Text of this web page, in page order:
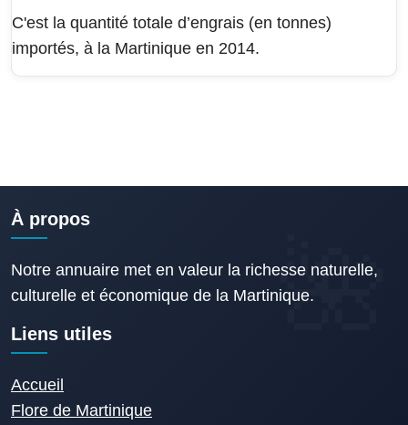
C'est la quantité totale d’engrais (en tonnes)
importés, à la Martinique en 2014.
À propos
Notre annuaire met en valeur la richesse naturelle,
culturelle et économique de la Martinique.
Liens utiles
Accueil
Flore de Martinique